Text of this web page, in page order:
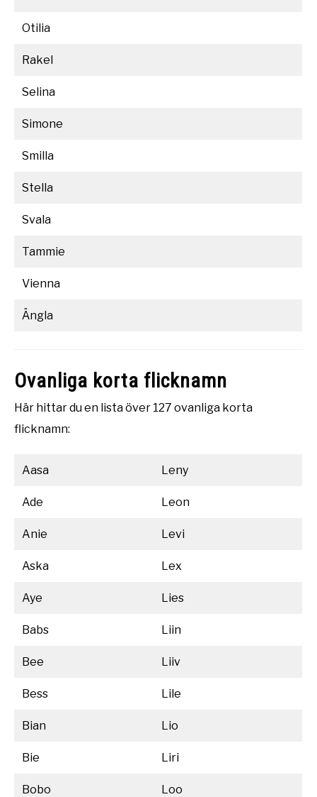
Otilia
Rakel
Selina
Simone
Smilla
Stella
Svala
Tammie
Vienna
Ängla
Ovanliga korta flicknamn
Här hittar du en lista över 127 ovanliga korta
flicknamn:
Aasa Leny
Ade Leon
Anie Levi
Aska Lex
Aye Lies
Babs Liin
Bee Liiv
Bess Lile
Bian Lio
Bie Liri
Bobo Loo